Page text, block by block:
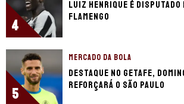
4
Luiz Henrique é disputado
Flamengo
5
MERCADO DA BOLA
Destaque no Getafe,
reforçará o São Paulo